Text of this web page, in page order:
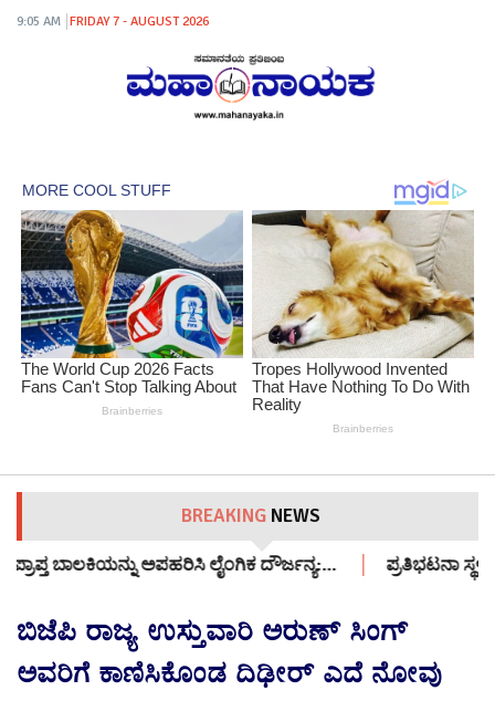
9:05 AM FRIDAY 7 - AUGUST 2026
BREAKING NEWS
ದೌರ್ಜನ್ಯ:… ಪ್ರತಿಭಟನಾ ಸ್ಥಳಕ್ಕೆ 12 ವರ್ಷದ ಬಾಲಕಿಯನ್ನು
ಬಿಜೆಪಿ ರಾಜ್ಯ ಉಸ್ತುವಾರಿ ಅರುಣ್ ಸಿಂಗ್‌
ಅವರಿಗೆ ಕಾಣಿಸಿಕೊಂಡ ದಿಢೀರ್ ಎದೆ ನೋವು